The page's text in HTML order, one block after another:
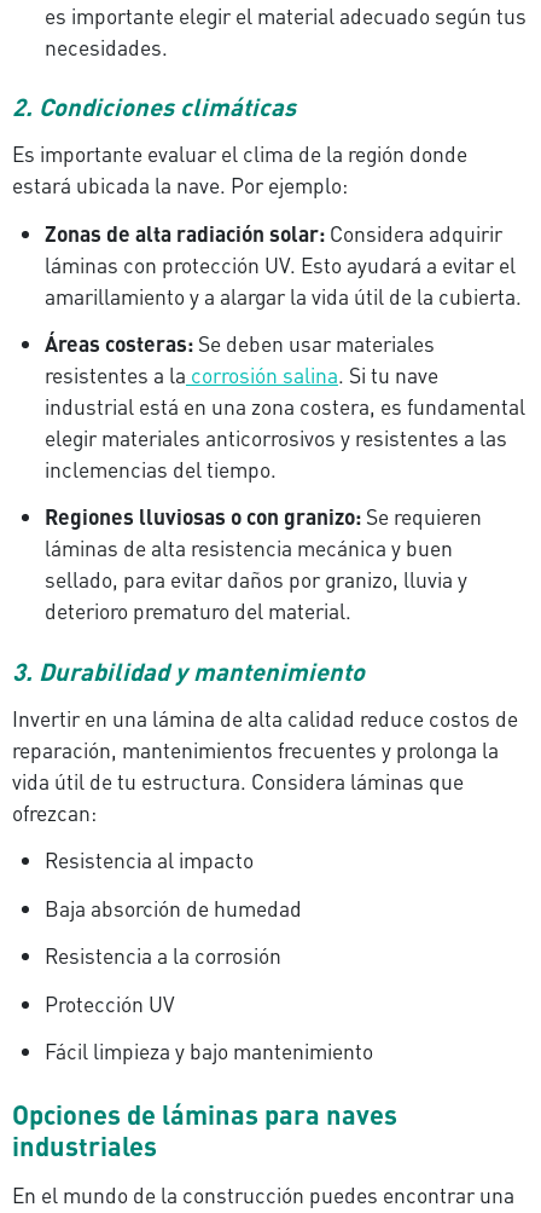
es importante elegir el material adecuado según tus
necesidades.
2. Condiciones climáticas
Es importante evaluar el clima de la región donde
estará ubicada la nave. Por ejemplo:
Zonas de alta radiación solar:Considera adquirir
láminas con protección UV. Esto ayudará a evitar el
amarillamiento y a alargar la vida útil de la cubierta.
Áreas costeras:Se deben usar materiales
resistentes a la corrosión salina. Si tu nave
industrial está en una zona costera, es fundamental
elegir materiales anticorrosivos y resistentes a las
inclemencias del tiempo.
Regiones lluviosas o con granizo:Se requieren
láminas de alta resistencia mecánica y buen
sellado, para evitar daños por granizo, lluvia y
deterioro prematuro del material.
3. Durabilidad y mantenimiento
Invertir en una lámina de alta calidad reduce costos de
reparación, mantenimientos frecuentes y prolonga la
vida útil de tu estructura. Considera láminas que
ofrezcan:
Resistencia al impacto
Baja absorción de humedad
Resistencia a la corrosión
Protección UV
Fácil limpieza y bajo mantenimiento
Opciones de láminas para naves
industriales
En el mundo de la construcción puedes encontrar una